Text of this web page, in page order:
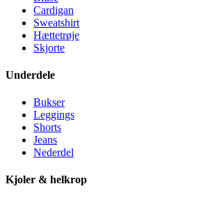
Cardigan
Sweatshirt
Hættetrøje
Skjorte
Underdele
Bukser
Leggings
Shorts
Jeans
Nederdel
Kjoler & helkrop